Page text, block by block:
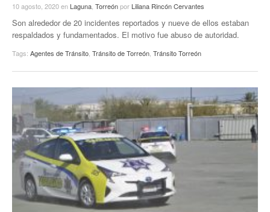
10 agosto, 2020en Laguna Torreónpor Liliana Rincón Cervantes
Son alrededor de 20 incidentes reportados y nueve de ellos estaban
respaldados y fundamentados. El motivo fue abuso de autoridad.
Tags: Agentes de Tránsito Tránsito de Torreón Tránsito Torreón